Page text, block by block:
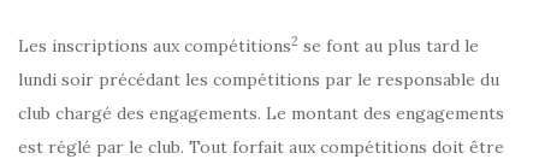
Les inscriptions aux compétitions2 se font au plus tard le
lundi soir précédant les compétitions par le responsable du
club chargé des engagements. Le montant des engagements
est réglé par le club. Tout forfait aux compétitions doit être